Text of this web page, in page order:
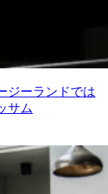
ジーランドでは
サム